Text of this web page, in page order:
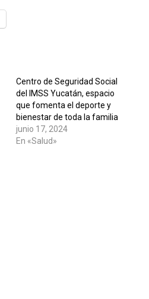
Centro de Seguridad Social
del IMSS Yucatán, espacio
que fomenta el deporte y
bienestar de toda la familia
junio 17, 2024
En «Salud»